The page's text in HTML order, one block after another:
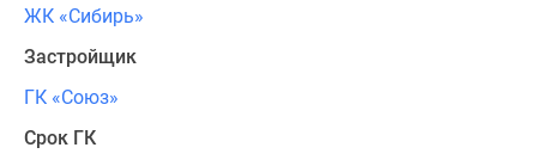
ЖК «Сибирь»
Застройщик
ГК «Союз»
Срок ГК